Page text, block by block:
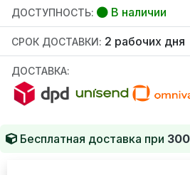
ДОСТУПНОСТЬ: В наличии
СРОК ДОСТАВКИ: 2 рабочих дня
ДОСТАВКА:
Бесплатная доставка при